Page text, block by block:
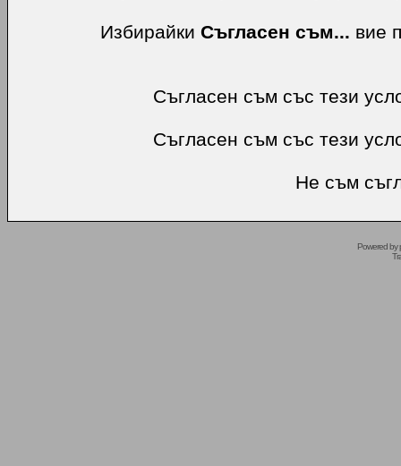
Избирайки Съгласен съм... вие
Съгласен съм със тези
Съгласен съм със тези
Не съм
Powered by